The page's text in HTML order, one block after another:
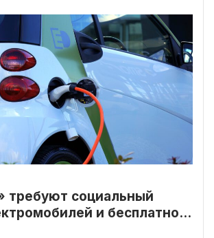
требуют социальный
и бесплатное